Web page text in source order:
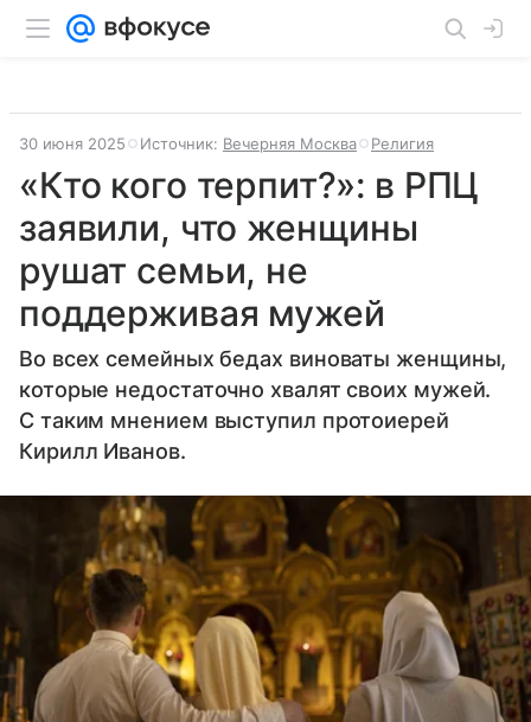
30 июня 2025 Источник: Вечерняя Москва Религия
«Кто кого терпит?»: в РПЦ
заявили, что женщины
рушат семьи, не
поддерживая мужей
Во всех семейных бедах виноваты женщины,
которые недостаточно хвалят своих мужей.
С таким мнением выступил протоиерей
Кирилл Иванов.